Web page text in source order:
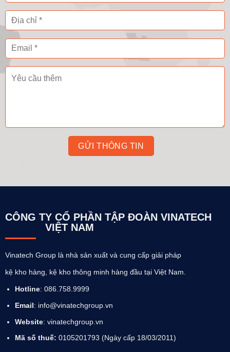
CÔNG TY CỔ PHẦN TẬP ĐOÀN VINATECH
VIỆT NAM
Vinatech Group là nhà sản xuất và cung cấp giải pháp
kệ kho hàng, kệ kho thông minh hàng đầu tại Việt Nam.
Hotline: 086.758.9999
Email: info@vinatechgroup.vn
Website: vinatechgroup.vn
Mã số thuế: 0105201793 (Ngày cấp 18/03/2011)